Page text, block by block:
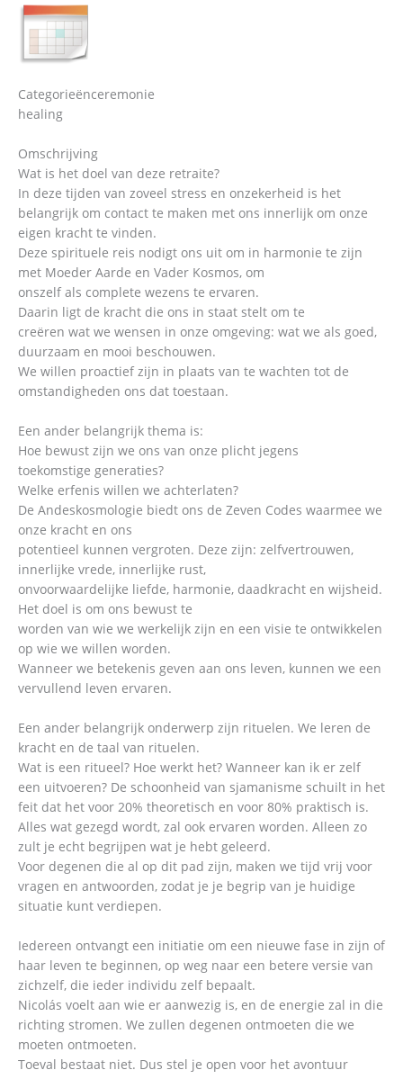
Categorieënceremonie
healing
Omschrijving
Wat is het doel van deze retraite?
In deze tijden van zoveel stress en onzekerheid is het
belangrijk om contact te maken met ons innerlijk om onze
eigen kracht te vinden.
Deze spirituele reis nodigt ons uit om in harmonie te zijn
met Moeder Aarde en Vader Kosmos, om
onszelf als complete wezens te ervaren.
Daarin ligt de kracht die ons in staat stelt om te
creëren wat we wensen in onze omgeving: wat we als goed,
duurzaam en mooi beschouwen.
We willen proactief zijn in plaats van te wachten tot de
omstandigheden ons dat toestaan.
Een ander belangrijk thema is:
Hoe bewust zijn we ons van onze plicht jegens
toekomstige generaties?
Welke erfenis willen we achterlaten?
De Andeskosmologie biedt ons de Zeven Codes waarmee we
onze kracht en ons
potentieel kunnen vergroten. Deze zijn: zelfvertrouwen,
innerlijke vrede, innerlijke rust,
onvoorwaardelijke liefde, harmonie, daadkracht en wijsheid.
Het doel is om ons bewust te
worden van wie we werkelijk zijn en een visie te ontwikkelen
op wie we willen worden.
Wanneer we betekenis geven aan ons leven, kunnen we een
vervullend leven ervaren.
Een ander belangrijk onderwerp zijn rituelen. We leren de
kracht en de taal van rituelen.
Wat is een ritueel? Hoe werkt het? Wanneer kan ik er zelf
een uitvoeren? De schoonheid van sjamanisme schuilt in het
feit dat het voor 20% theoretisch en voor 80% praktisch is.
Alles wat gezegd wordt, zal ook ervaren worden. Alleen zo
zult je echt begrijpen wat je hebt geleerd.
Voor degenen die al op dit pad zijn, maken we tijd vrij voor
vragen en antwoorden, zodat je je begrip van je huidige
situatie kunt verdiepen.
Iedereen ontvangt een initiatie om een nieuwe fase in zijn of
haar leven te beginnen, op weg naar een betere versie van
zichzelf, die ieder individu zelf bepaalt.
Nicolás voelt aan wie er aanwezig is, en de energie zal in die
richting stromen. We zullen degenen ontmoeten die we
moeten ontmoeten.
Toeval bestaat niet. Dus stel je open voor het avontuur